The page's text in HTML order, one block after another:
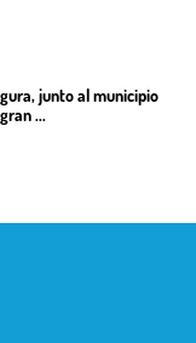
junto al municipio
...